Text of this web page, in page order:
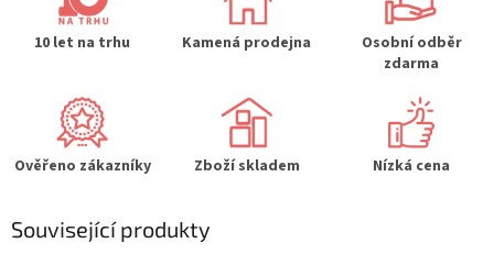
10 let na trhu Kamená prodejna
Osobní odběr
zdarma
Ověřeno zákazníky Zboží skladem Nízká cena
Související produkty